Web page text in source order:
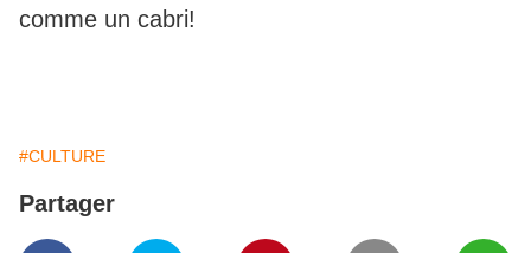
comme un cabri!
#CULTURE
Partager